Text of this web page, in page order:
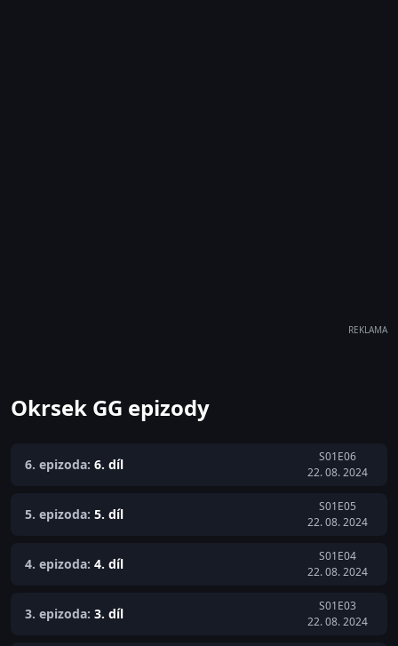
REKLAMA
Okrsek GG epizody
6. epizoda: 6. díl
S01E06
22. 08. 2024
5. epizoda: 5. díl
S01E05
22. 08. 2024
4. epizoda: 4. díl
S01E04
22. 08. 2024
3. epizoda: 3. díl
S01E03
22. 08. 2024